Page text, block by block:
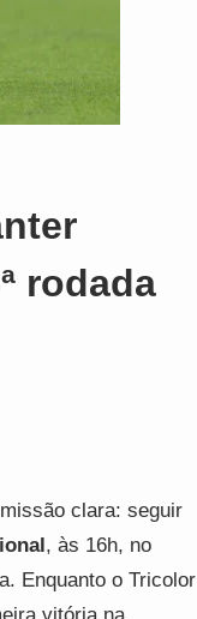
rodada
clara: seguir
, às 16h, no
Enquanto o Tricolor